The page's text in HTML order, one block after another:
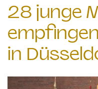
28 junge
in